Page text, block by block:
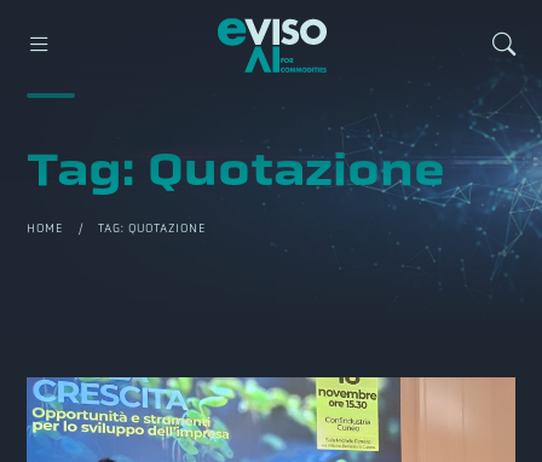
Tag: Quotazione
HOME / TAG: QUOTAZIONE